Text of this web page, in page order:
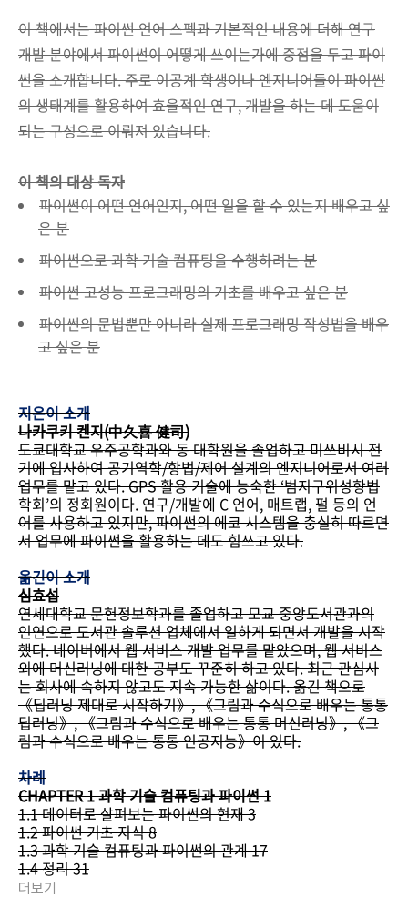
이 책에서는 파이썬 언어 스펙과 기본적인 내용에 더해 연구
개발 분야에서 파이썬이 어떻게 쓰이는가에 중점을 두고 파이
썬을 소개합니다. 주로 이공계 학생이나 엔지니어들이 파이썬
의 생태계를 활용하여 효율적인 연구, 개발을 하는 데 도움이
되는 구성으로 이뤄져 있습니다.
이 책의 대상 독자
파이썬이 어떤 언어인지, 어떤 일을 할 수 있는지 배우고 싶
은 분
파이썬으로 과학 기술 컴퓨팅을 수행하려는 분
파이썬 고성능 프로그래밍의 기초를 배우고 싶은 분
파이썬의 문법뿐만 아니라 실제 프로그래밍 작성법을 배우
고 싶은 분
지은이 소개
나카쿠키 켄지(中久喜 健司)
도쿄대학교 우주공학과와 동 대학원을 졸업하고 미쓰비시 전
기에 입사하여 공기역학/항법/제어 설계의 엔지니어로서 여러
업무를 맡고 있다. GPS 활용 기술에 능숙한 ‘범지구위성항법
학회’의 정회원이다. 연구/개발에 C 언어, 매트랩, 펄 등의 언
어를 사용하고 있지만, 파이썬의 에코 시스템을 충실히 따르면
서 업무에 파이썬을 활용하는 데도 힘쓰고 있다.
옮긴이 소개
심효섭
연세대학교 문헌정보학과를 졸업하고 모교 중앙도서관과의
인연으로 도서관 솔루션 업체에서 일하게 되면서 개발을 시작
했다. 네이버에서 웹 서비스 개발 업무를 맡았으며, 웹 서비스
외에 머신러닝에 대한 공부도 꾸준히 하고 있다. 최근 관심사
는 회사에 속하지 않고도 지속 가능한 삶이다. 옮긴 책으로
《딥러닝 제대로 시작하기》, 《그림과 수식으로 배우는 통통
딥러닝》, 《그림과 수식으로 배우는 통통 머신러닝》, 《그
림과 수식으로 배우는 통통 인공지능》이 있다.
차례
CHAPTER 1 과학 기술 컴퓨팅과 파이썬 1
1.1 데이터로 살펴보는 파이썬의 현재 3
1.2 파이썬 기초 지식 8
1.3 과학 기술 컴퓨팅과 파이썬의 관계 17
1.4 정리 31
더보기